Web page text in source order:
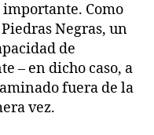
Como
Negras, un
de
– en dicho caso, a
fuera de la
vez.